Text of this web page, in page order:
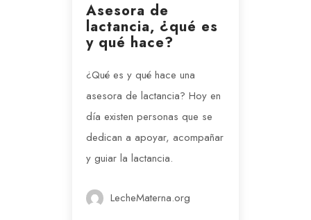
Asesora de
lactancia, ¿qué es
y qué hace?
¿Qué es y qué hace una
asesora de lactancia? Hoy en
día existen personas que se
dedican a apoyar, acompañar
y guiar la lactancia.
LecheMaterna.org